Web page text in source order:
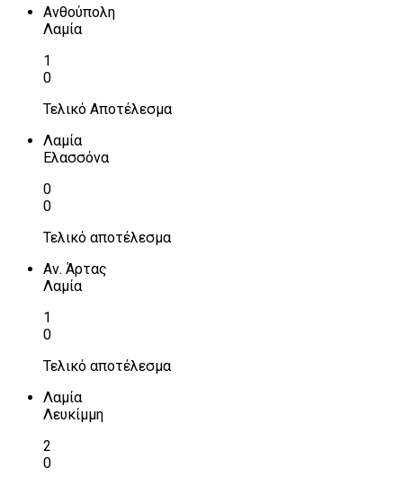
Ανθούπολη
Λαμία
1
0
Τελικό Αποτέλεσμα
Λαμία
Ελασσόνα
0
0
Τελικό αποτέλεσμα
Αν. Άρτας
Λαμία
1
0
Τελικό αποτέλεσμα
Λαμία
Λευκίμμη
2
0